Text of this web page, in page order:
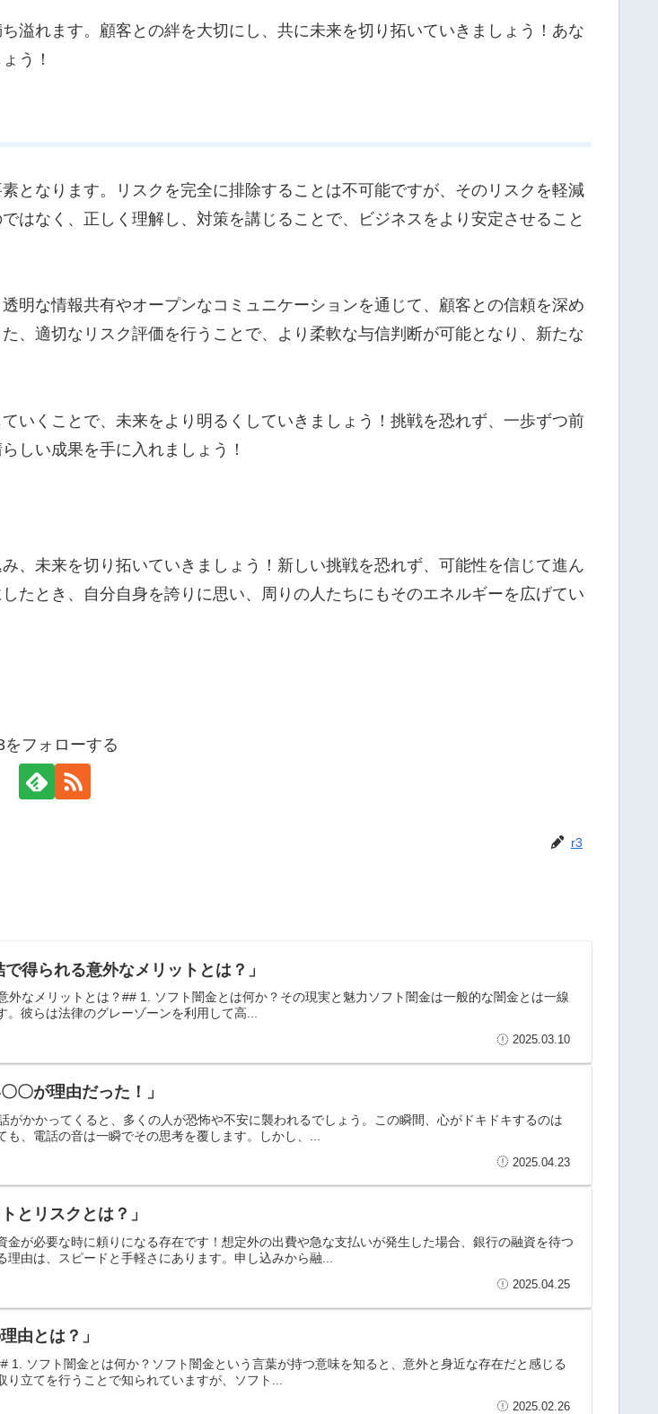
溢れます。顧客との絆を大切にし、共に未来を切り拓いていきましょう！あな
う！
となります。リスクを完全に排除することは不可能ですが、そのリスクを軽減
はなく、正しく理解し、対策を講じることで、ビジネスをより安定させること
明な情報共有やオープンなコミュニケーションを通じて、顧客との信頼を深め
、適切なリスク評価を行うことで、より柔軟な与信判断が可能となり、新たな
いくことで、未来をより明るくしていきましょう！挑戦を恐れず、一歩ずつ前
しい成果を手に入れましょう！
、未来を切り拓いていきましょう！新しい挑戦を恐れず、可能性を信じて進ん
たとき、自分自身を誇りに思い、周りの人たちにもそのエネルギーを広げてい
をフォローする
r3
得られる意外なメリットとは？」
なメリットとは？## 1. ソフト闇金とは何か？その現実と魅力ソフト闇金は一般的な闇金とは一線
彼らは法律のグレーゾーンを利用して高...
2025.03.10
〇が理由だった！」
がかかってくると、多くの人が恐怖や不安に襲われるでしょう。この瞬間、心がドキドキするのは
、電話の音は一瞬でその思考を覆します。しかし、...
2025.04.23
とリスクとは？」
が必要な時に頼りになる存在です！想定外の出費や急な支払いが発生した場合、銀行の融資を待つ
由は、スピードと手軽さにあります。申し込みから融...
2025.04.25
由とは？」
1. ソフト闇金とは何か？ソフト闇金という言葉が持つ意味を知ると、意外と身近な存在だと感じる
立てを行うことで知られていますが、ソフト...
2025.02.26